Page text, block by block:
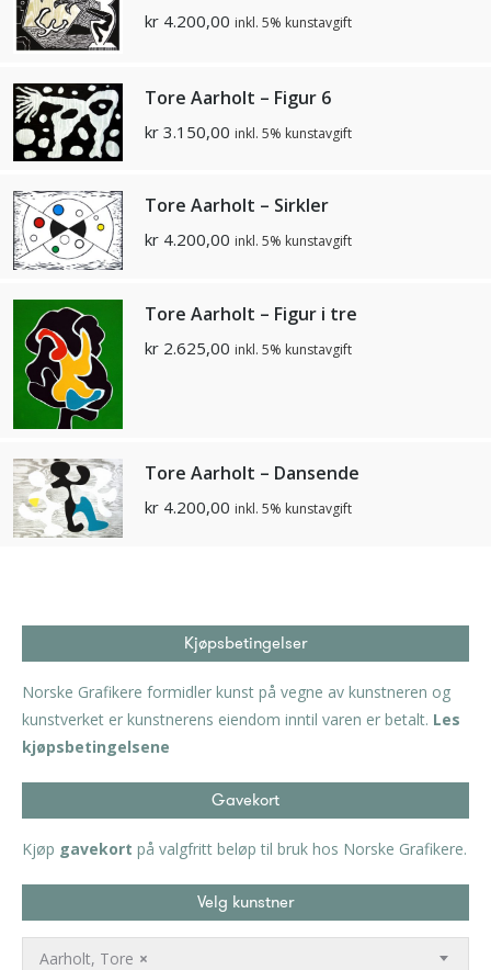
kr 4.200,00 inkl. 5% kunstavgift
Tore Aarholt – Figur 6
kr 3.150,00 inkl. 5% kunstavgift
Tore Aarholt – Sirkler
kr 4.200,00 inkl. 5% kunstavgift
Tore Aarholt – Figur i tre
kr 2.625,00 inkl. 5% kunstavgift
Tore Aarholt – Dansende
kr 4.200,00 inkl. 5% kunstavgift
Kjøpsbetingelser
Norske Grafikere formidler kunst på vegne av kunstneren og
kunstverket er kunstnerens eiendom inntil varen er betalt. Les
kjøpsbetingelsene
Gavekort
Kjøp gavekort på valgfritt beløp til bruk hos Norske Grafikere.
Velg kunstner
×
Aarholt, Tore